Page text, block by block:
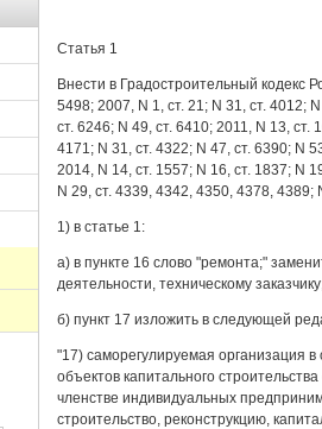
Статья 1
Внести в Градостроительный кодекс
5498; 2007, N 1, ст. 21; N 31, ст. 4012;
ст. 6246; N 49, ст. 6410; 2011, N 13, ст.
4171; N 31, ст. 4322; N 47, ст. 6390; N
2014, N 14, ст. 1557; N 16, ст. 1837; N
N 29, ст. 4339, 4342, 4350, 4378,
1) в статье 1:
а) в пункте 16 слово "ремонта;"
деятельности, техническому
б) пункт 17 изложить в следующей
"17) саморегулируемая организация
объектов капитального
членстве индивидуальных
строительство, реконструкцию,